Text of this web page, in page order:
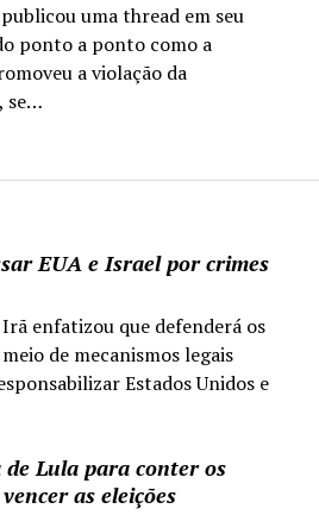
EUA e Israel por crimes
enfatizou que defenderá os
de mecanismos legais
Estados Unidos e
Lula para conter os
as eleições
uma thread em seu
ponto a ponto como a
a violação da
se…